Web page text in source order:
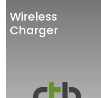
Wireless
Charger